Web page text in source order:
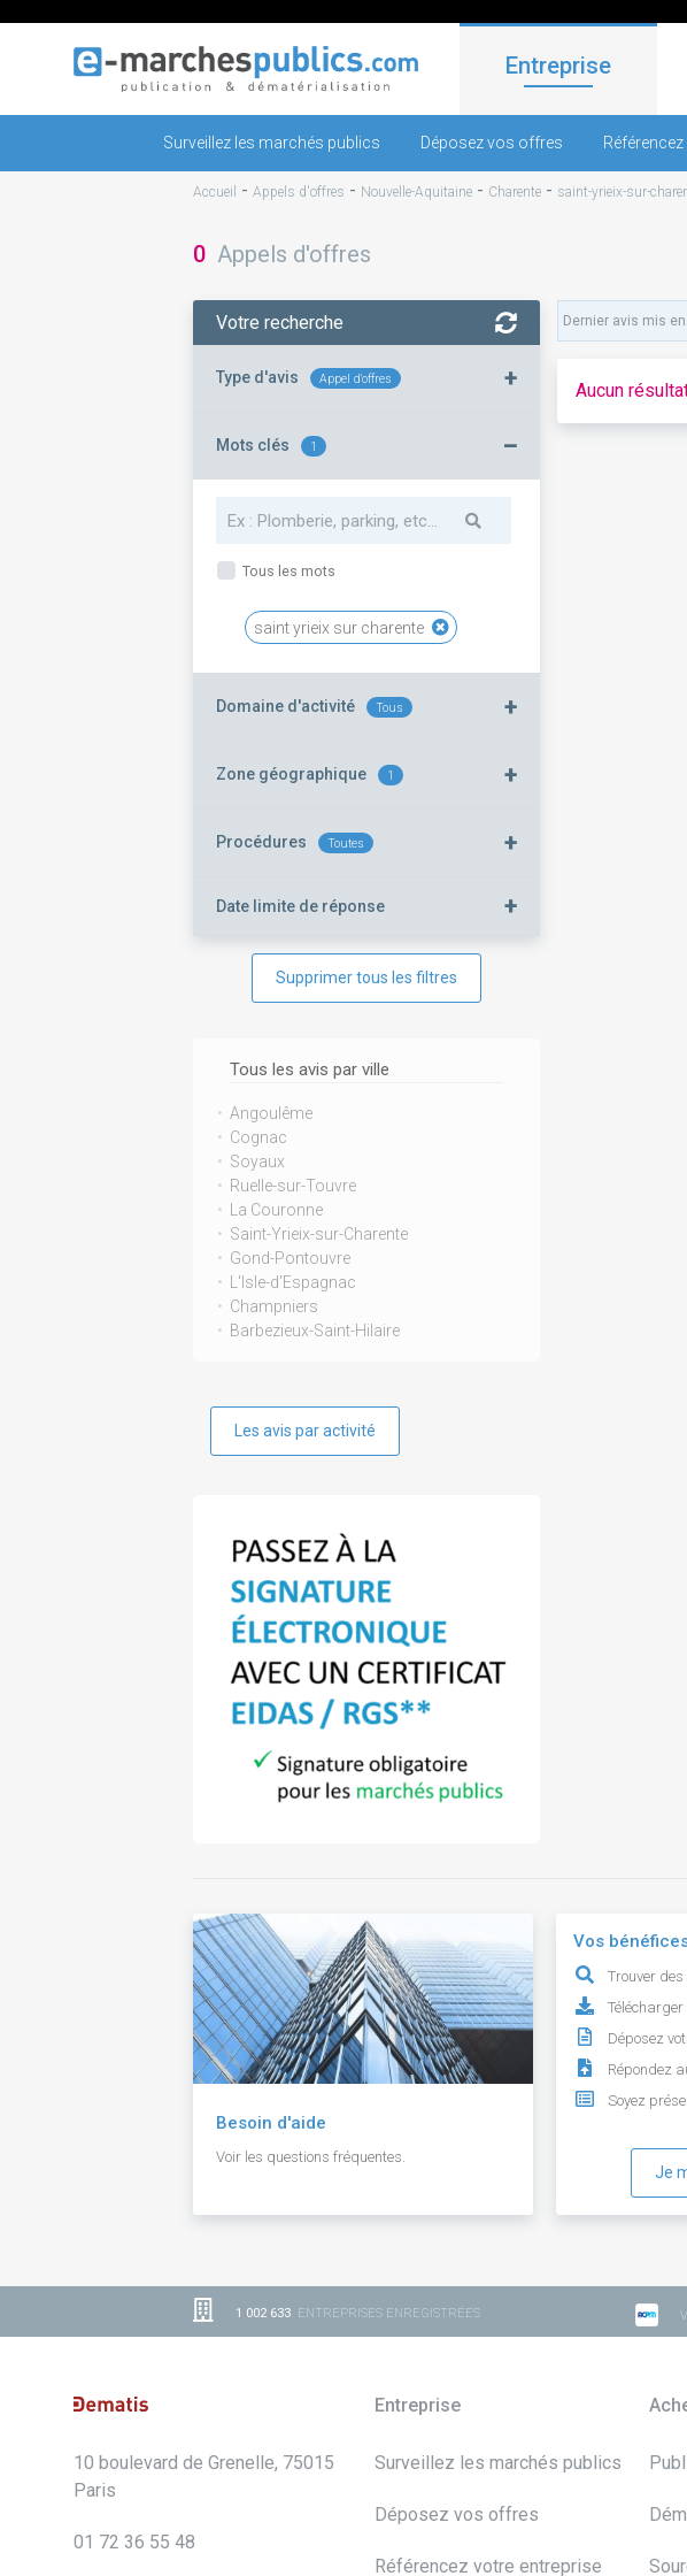
Entreprise
Surveillez les marchés publics Déposez vos offres
Accueil - Appels d'offres - Nouvelle-Aquitaine - Charente - saint-yrieix-sur-
0 Appels d'offres
Votre recherche
Type d'avis Appel d'offres +
Mots clés 1 –
Tous les mots
saint yrieix sur charente
Domaine d'activité Tous +
Zone géographique 1 +
Procédures Toutes +
Date limite de réponse +
Supprimer tous les filtres
Tous les avis par ville
Angoulême
Cognac
Soyaux
Ruelle-sur-Touvre
La Couronne
Saint-Yrieix-sur-Charente
Gond-Pontouvre
L'Isle-d'Espagnac
Champniers
Barbezieux-Saint-Hilaire
Les avis par activité
Aucun
Besoin d'aide
Voir les questions fréquentes.
Vos
Trouver
Déposez
Répondez
Soyez
Je
1 002 633 ENTREPRISES ENREGISTRÉES
10 boulevard de Grenelle, 75015
Paris
01 72 36 55 48
Entreprise
Surveillez les marchés publics
Déposez vos offres
Référencez votre entreprise